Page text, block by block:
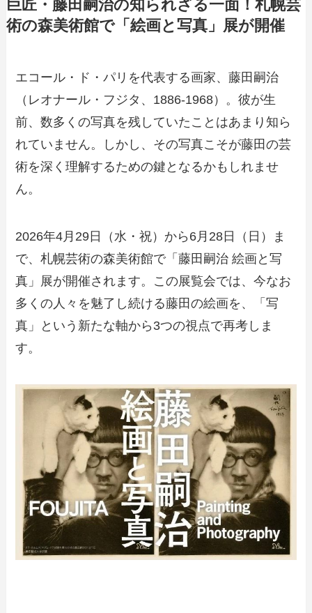
巨匠・藤田嗣治の知られざる一面！札幌芸
術の森美術館で「絵画と写真」展が開催
エコール・ド・パリを代表する画家、藤田嗣治
（レオナール・フジタ、1886-1968）。彼が生
前、数多くの写真を残していたことはあまり知ら
れていません。しかし、その写真こそが藤田の芸
術を深く理解するための鍵となるかもしれませ
ん。
2026年4月29日（水・祝）から6月28日（日）ま
で、札幌芸術の森美術館で「藤田嗣治 絵画と写
真」展が開催されます。この展覧会では、今なお
多くの人々を魅了し続ける藤田の絵画を、「写
真」という新たな軸から3つの視点で再考しま
す。